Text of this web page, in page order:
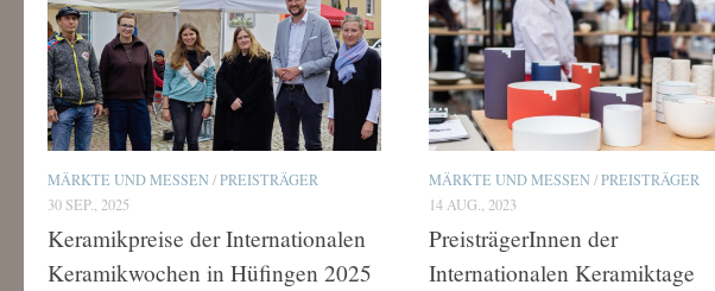
MÄRKTE UND MESSEN/PREISTRÄGER
30 SEP., 2025
Keramikpreise der Internationalen
Keramikwochen in Hüfingen 2025
MÄRKTE UND MESSEN/PREISTRÄGER
14 AUG., 2023
PreisträgerInnen der
Internationalen Keramiktage